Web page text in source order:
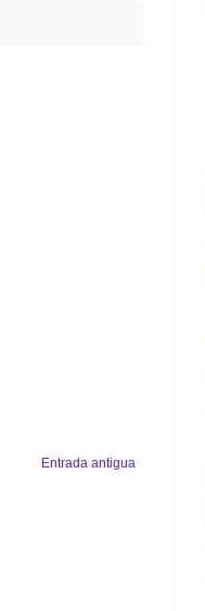
Entrada antigua